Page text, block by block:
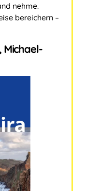
nehme.
bereichern –
Michael-